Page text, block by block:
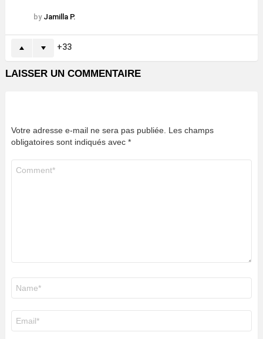
by Jamilla P.
33
LAISSER UN COMMENTAIRE
Votre adresse e-mail ne sera pas publiée. Les champs
obligatoires sont indiqués avec *
mail
*